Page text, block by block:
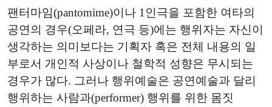
팬터마임(pantomime)이나 1인극을 포함한 여타의
공연의 경우(오페라, 연극 등)에는 행위자는 자신이
생각하는 의미보다는 기획자 혹은 전체 내용의 일
부로서 개인적 사상이나 철학적 성향은 무시되는
경우가 많다. 그러나 행위예술은 공연예술과 달리
행위하는 사람과(performer) 행위를 위한 몸짓